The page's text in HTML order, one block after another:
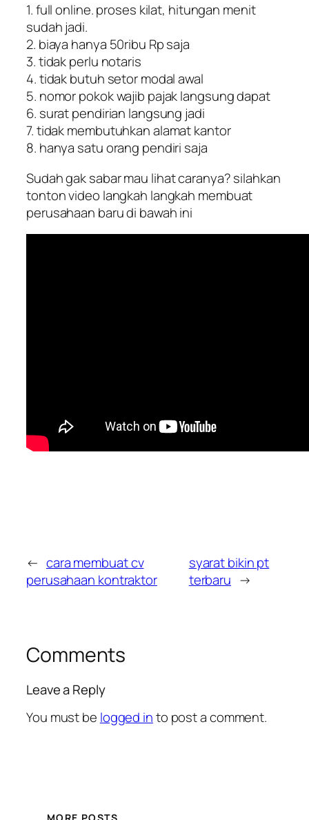
1. full online. proses kilat, hitungan menit
sudah jadi.
2. biaya hanya 50ribu Rp saja
3. tidak perlu notaris
4. tidak butuh setor modal awal
5. nomor pokok wajib pajak langsung dapat
6. surat pendirian langsung jadi
7. tidak membutuhkan alamat kantor
8. hanya satu orang pendiri saja
Sudah gak sabar mau lihat caranya? silahkan
tonton video langkah langkah membuat
perusahaan baru di bawah ini
← cara membuat cv
perusahaan kontraktor
syarat bikin pt
terbaru →
Comments
Leave a Reply
You must be logged into post a comment.
MORE POSTS